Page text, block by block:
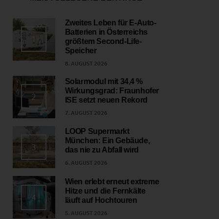
Zweites Leben für E-Auto-
Batterien in Österreichs
größtem Second-Life-
Speicher
8. AUGUST 2026
2
Solarmodul mit 34,4 %
Wirkungsgrad: Fraunhofer
ISE setzt neuen Rekord
7. AUGUST 2026
3
LOOP Supermarkt
München: Ein Gebäude,
das nie zu Abfall wird
6. AUGUST 2026
4
Wien erlebt erneut extreme
Hitze und die Fernkälte
läuft auf Hochtouren
5. AUGUST 2026